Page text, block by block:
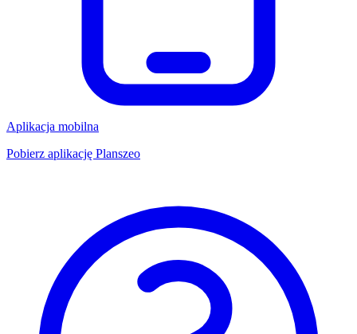
Aplikacja mobilna
Pobierz aplikację Planszeo